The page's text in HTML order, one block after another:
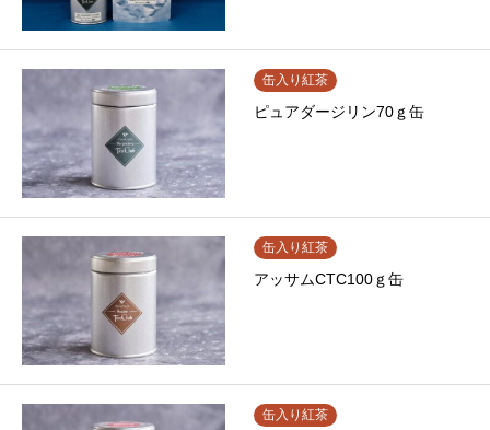
缶入り紅茶
ピュアダージリン70ｇ缶
缶入り紅茶
アッサムCTC100ｇ缶
缶入り紅茶